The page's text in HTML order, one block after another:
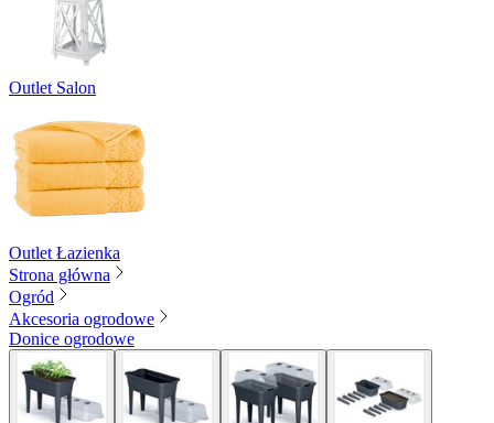
Outlet Salon
Outlet Łazienka
Strona główna
Ogród
Akcesoria ogrodowe
Donice ogrodowe